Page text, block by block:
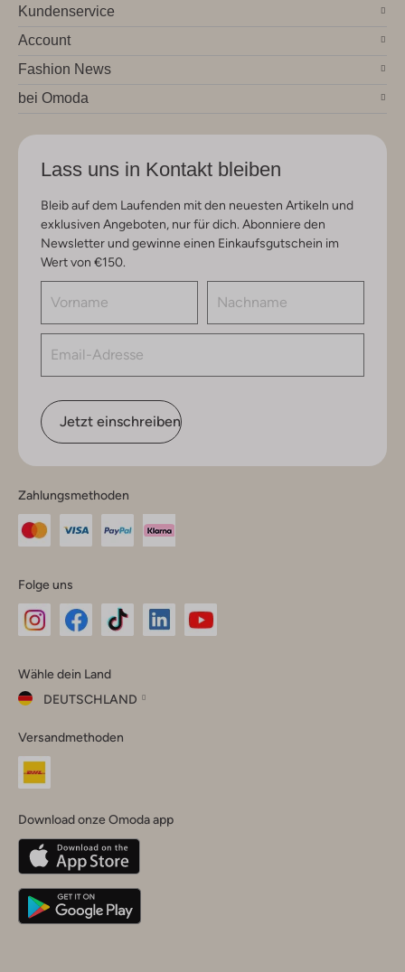
Kundenservice
Account
Fashion News
bei Omoda
Lass uns in Kontakt bleiben
Bleib auf dem Laufenden mit den neuesten Artikeln und
exklusiven Angeboten, nur für dich. Abonniere den
Newsletter und gewinne einen Einkaufsgutschein im
Wert von €150.
Jetzt einschreiben
Zahlungsmethoden
Folge uns
Instagram
Facebook
TikTok
Wähle dein Land
DEUTSCHLAND
dein
Land
Belgique(Français)
Deutschland
Versandmethoden
Download onze Omoda app